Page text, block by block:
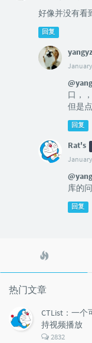
好像并没有看
回复
口，，
但是
回复
Rat's
库的问
回复
文
热门文章
CTList：一
持视频播放
评
2832